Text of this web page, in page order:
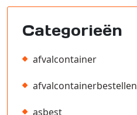
Categorieën
afvalcontainer
afvalcontainerbestellen
asbest